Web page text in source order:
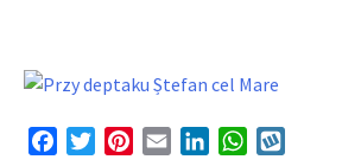
FacebookTwitterPinterest
Email LinkedInWhatsApp